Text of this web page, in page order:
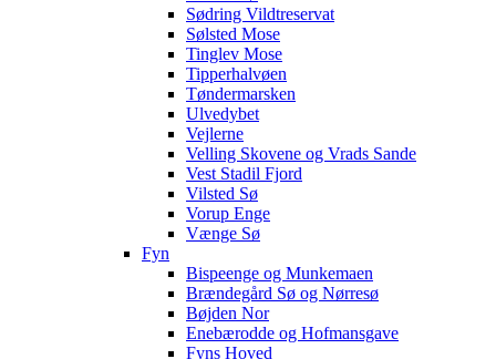
Sødring Vildtreservat
Sølsted Mose
Tinglev Mose
Tipperhalvøen
Tøndermarsken
Ulvedybet
Vejlerne
Velling Skovene og Vrads Sande
Vest Stadil Fjord
Vilsted Sø
Vorup Enge
Vænge Sø
Fyn
Bispeenge og Munkemaen
Brændegård Sø og Nørresø
Bøjden Nor
Enebærodde og Hofmansgave
Fyns Hoved